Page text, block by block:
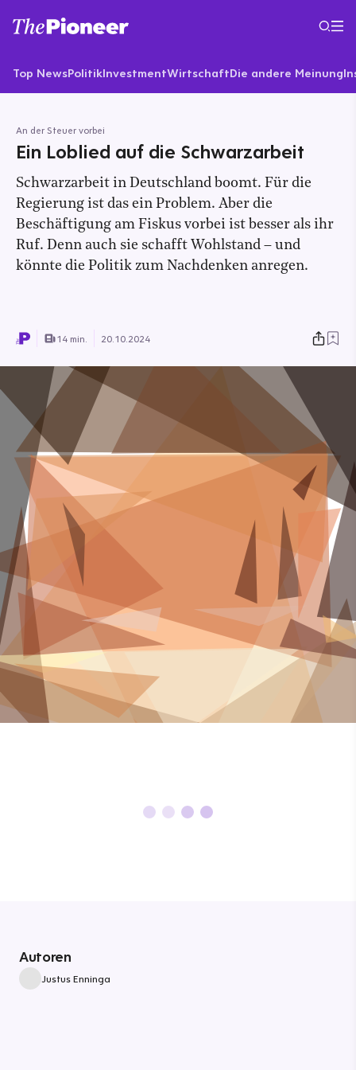
Top NewsPolitikInvestmentWirtschaftDie andere Meinung
An der Steuer vorbei
Ein Loblied auf die Schwarzarbeit
Schwarzarbeit in Deutschland boomt. Für die
Regierung ist das ein Problem. Aber die
Beschäftigung am Fiskus vorbei ist besser als ihr
Ruf. Denn auch sie schafft Wohlstand – und
könnte die Politik zum Nachdenken anregen.
14 min. 20.10.2024
Autoren
Justus Enninga